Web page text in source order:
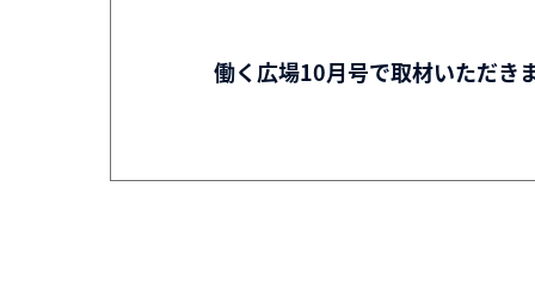
働く広場10月号で取材いただき